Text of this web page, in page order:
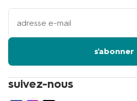
suivez-nous
votre
adresse
s'abonner